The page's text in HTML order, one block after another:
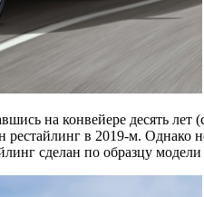
на конвейере десять лет
в 2019-м. Однако
сделан по образцу